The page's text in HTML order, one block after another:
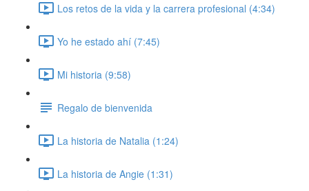
Los retos de la vida y la carrera profesional (4:34)
Yo he estado ahí (7:45)
Mi historia (9:58)
Regalo de bienvenida
La historia de Natalia (1:24)
La historia de Angie (1:31)